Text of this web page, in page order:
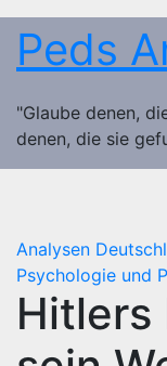
Zum
Inhalt
springen
Peds
"Glaube denen,
denen, die sie
Analysen
Psychologie und
Hitlers